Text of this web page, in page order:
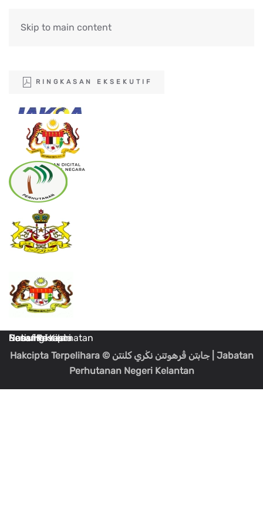
Skip to main content
RINGKASAN EKSEKUTIF
Dasar Keselamatan
Dasar Privasi
Penafian
Notis Hakcipta
Hubungi Kami
Hakcipta Terpelihara
© جابتن ڤرهوتنن نڬري كلنتن| Jabatan
Perhutanan Negeri Kelantan